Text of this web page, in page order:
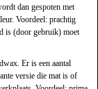
dan gespoten met
Voordeel: prachtig
is (door gebruik) moet
Er is een aantal
versie die mat is of